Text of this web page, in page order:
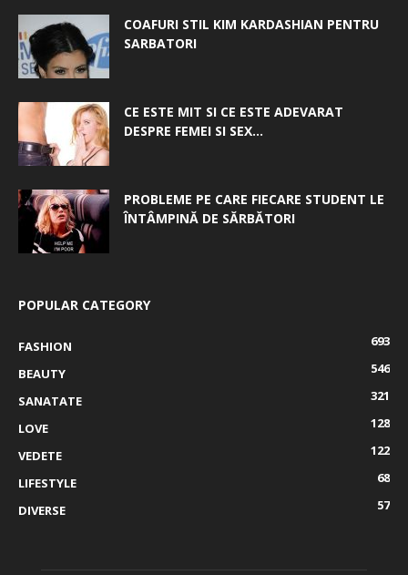
COAFURI STIL KIM KARDASHIAN PENTRU
SARBATORI
CE ESTE MIT SI CE ESTE ADEVARAT
DESPRE FEMEI SI SEX...
PROBLEME PE CARE FIECARE STUDENT LE
ÎNTÂMPINĂ DE SĂRBĂTORI
POPULAR CATEGORY
FASHION
693
BEAUTY
546
SANATATE
321
LOVE
128
VEDETE
122
LIFESTYLE
68
DIVERSE
57